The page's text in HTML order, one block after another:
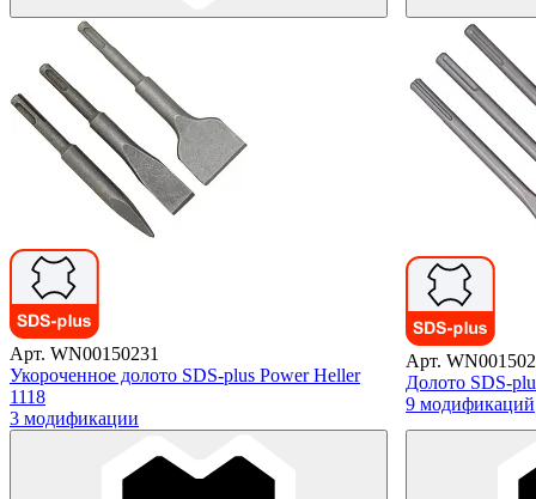
Арт. WN00150231
Укороченное долото SDS-plus Power Heller
1118
3 модификации
Арт.
Долото SDS-
9 модификаций